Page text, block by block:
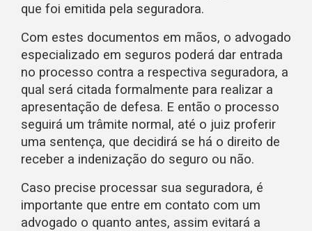
que foi emitida pela seguradora.
Com estes documentos em mãos, o advogado
especializado em seguros poderá dar entrada
no processo contra a respectiva seguradora, a
qual será citada formalmente para realizar a
apresentação de defesa. E então o processo
seguirá um trâmite normal, até o juiz proferir
uma sentença, que decidirá se há o direito de
receber a indenização do seguro ou não.
Caso precise processar sua seguradora, é
importante que entre em contato com um
advogado o quanto antes, assim evitará a